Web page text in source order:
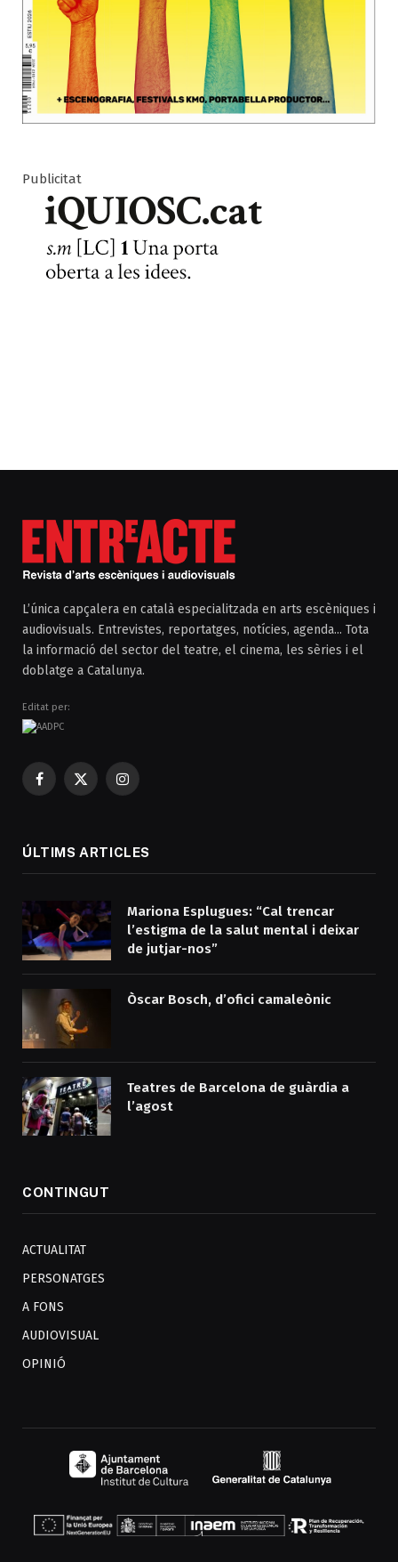
Publicitat
L’única capçalera en català especialitzada en arts escèniques i
audiovisuals. Entrevistes, reportatges, notícies, agenda... Tota
la informació del sector del teatre, el cinema, les sèries i el
doblatge a Catalunya.
Editat per:
Facebook
X
Instagram
ÚLTIMS ARTICLES
Mariona Esplugues: “Cal trencar
l’estigma de la salut mental i deixar
de jutjar-nos”
Òscar Bosch, d’ofici camaleònic
Teatres de Barcelona de guàrdia a
l’agost
CONTINGUT
ACTUALITAT
PERSONATGES
A FONS
AUDIOVISUAL
OPINIÓ